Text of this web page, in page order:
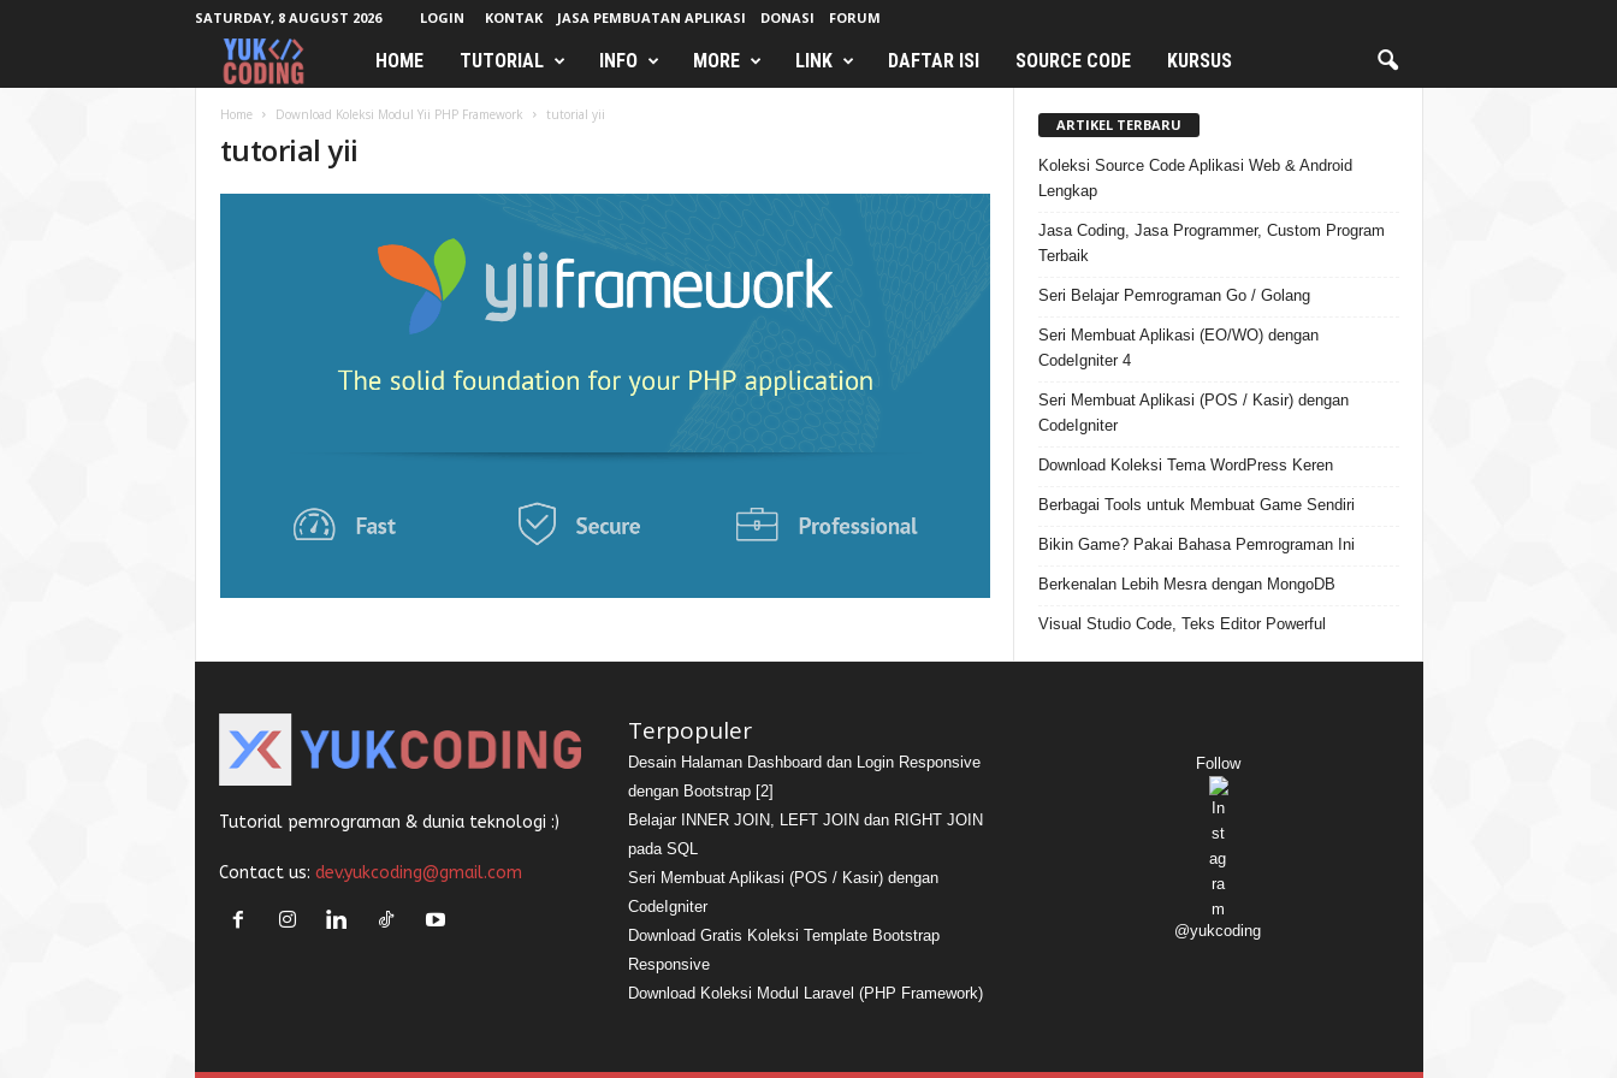
SATURDAY, 8 AUGUST 2026 LOGIN KONTAK JASA PEMBUATAN APLIKASI DONASI FORUM
u
i
HOME TUTORIAL INFO MORE LINK DAFTAR ISI SOURCE CODE KURSUS
Home Download Koleksi Modul Yii PHP Framework tutorial yii
tutorial yii
ARTIKEL TERBARU
Koleksi Source Code Aplikasi Web & Android
Lengkap
Jasa Coding, Jasa Programmer, Custom Program
Terbaik
Seri Belajar Pemrograman Go / Golang
Seri Membuat Aplikasi (EO/WO) dengan
CodeIgniter 4
Seri Membuat Aplikasi (POS / Kasir) dengan
CodeIgniter
Download Koleksi Tema WordPress Keren
Berbagai Tools untuk Membuat Game Sendiri
Bikin Game? Pakai Bahasa Pemrograman Ini
Berkenalan Lebih Mesra dengan MongoDB
Visual Studio Code, Teks Editor Powerful
Tutorial pemrograman & dunia teknologi :)
Contact us: dev.yukcoding@gmail.com
Terpopuler
Desain Halaman Dashboard dan Login Responsive
dengan Bootstrap [2]
Belajar INNER JOIN, LEFT JOIN dan RIGHT JOIN
pada SQL
Seri Membuat Aplikasi (POS / Kasir) dengan
CodeIgniter
Download Gratis Koleksi Template Bootstrap
Responsive
Download Koleksi Modul Laravel (PHP Framework)
Follow
@yukcoding